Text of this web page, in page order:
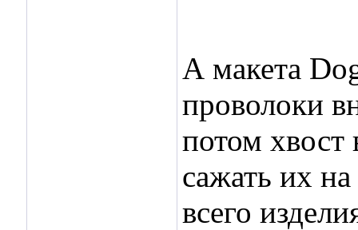
А макета
проволоки
потом хвост
сажать их
всего